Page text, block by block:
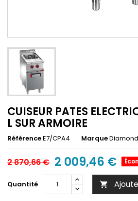
CUISEUR PATES
L SUR ARMOIRE
RéférenceE7/CPA4 Marque
2 870,66 € 2 009,46 €
Quantité 